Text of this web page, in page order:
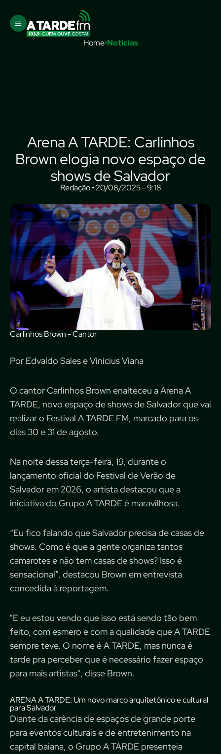
Home Notícias
Arena A TARDE: Carlinhos
Brown elogia novo espaço de
shows de Salvador
Redação • 20/08/2025 - 9:18
Carlinhos Brown - Cantor
Por Edvaldo Sales e Vinicius Viana
O cantor Carlinhos Brown enalteceu a Arena A
TARDE, novo espaço de shows de Salvador que vai
realizar o Festival A TARDE FM, marcado para os
dias 30 e 31 de agosto.
Na noite dessa terça-feira, 19, durante o
lançamento oficial do Festival de Verão de
Salvador em 2026, o artista destacou que a
iniciativa do Grupo A TARDE é maravilhosa.
“Eu fico falando que Salvador precisa de casas de
shows. Como é que a gente organiza tantos
camarotes e não tem casas de shows? Isso é
sensacional”, destacou Brown em entrevista
concedida à reportagem.
"E eu estou vendo que isso está sendo tão bem
feito, com esmero e com a qualidade que A TARDE
sempre teve. O nome é A TARDE, mas nunca é
tarde pra perceber que é necessário fazer espaço
para mais artistas", disse Brown.
ARENA A TARDE: Um novo marco arquitetônico e cultural
para Salvador
Diante da carência de espaços de grande porte
para eventos culturais e de entretenimento na
capital baiana, o Grupo A TARDE presenteia